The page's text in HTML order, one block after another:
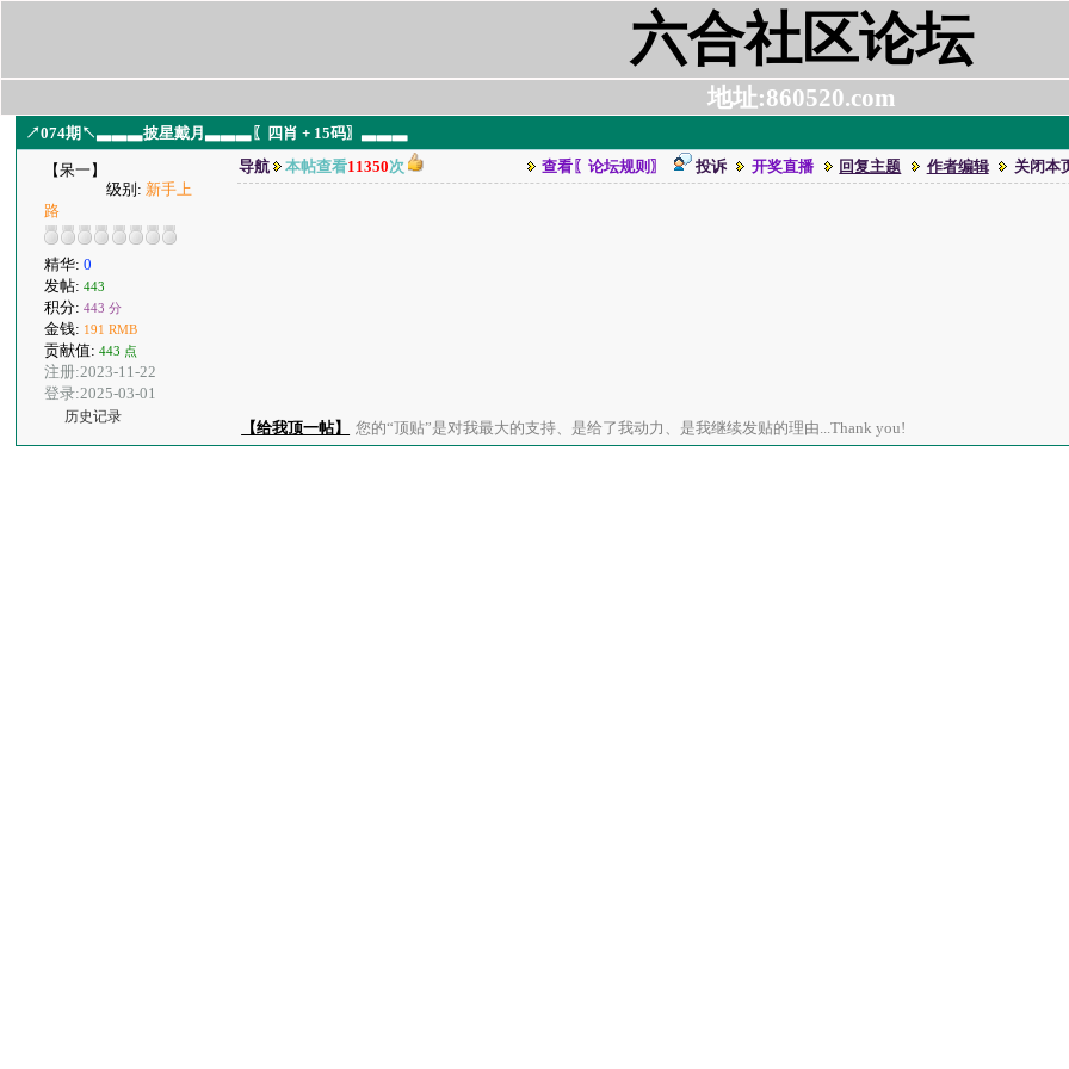
六合社区论坛
地址:860520.com
↗074期↖▃▃▃披星戴月▃▃▃〖四肖 + 15码〗▃▃▃
【呆一】
级别: 新手上
路
精华:0
发帖:443
积分:443 分
金钱: 191 RMB
贡献值:443 点
注册:2023-11-22
登录:2025-03-01
历史记录
导航 本帖查看11350次 查看〖论坛规则〗 投诉 开奖直播 回复主题 作者编辑 关闭本
【给我顶一帖】 您的“顶贴”是对我最大的支持、是给了我动力、是我继续发贴的理由...Thank you!